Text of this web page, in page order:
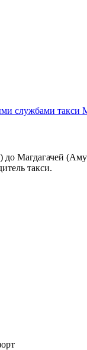
службами такси
Магдагачей
такси.